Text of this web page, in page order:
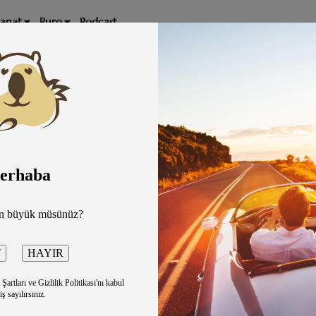
Puro Podcast
Sagu sevilen şarkıları ile sizlerle buluşmaya devam
büyük müsünüz?
ve Gizlilik Politikası'nı kabul
sayılırsınız.